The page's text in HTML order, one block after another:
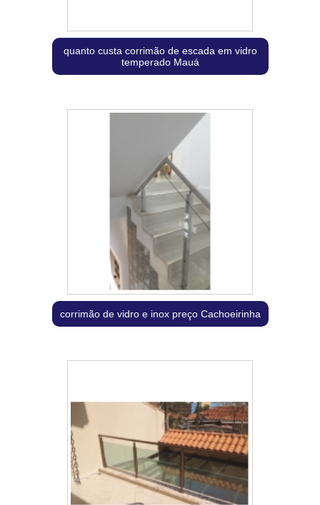
quanto custa corrimão de escada em vidro
temperado Mauá
corrimão de vidro e inox preço Cachoeirinha